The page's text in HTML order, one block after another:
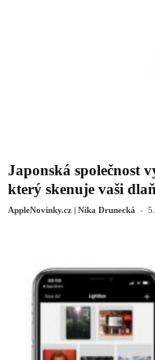
Japonská společnost
který skenuje vaši dlaň
AppleNovinky.cz | Nika Drunecká -